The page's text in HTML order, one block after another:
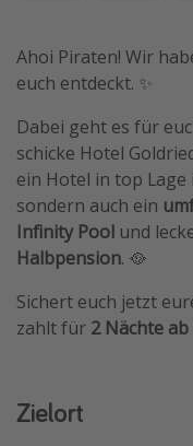
Hotels am Achensee
Weitere Themen
Reise Journal
Familienurlaub in
Rundreisen in
Bahnreisen in der
Reisepassfreie
Travel Know How
Last Minute Urlaub
Ahoi Piraten! Wir
euch entdeckt. ✨
Dabei geht es für
schicke Hotel
ein Hotel in top Lage
sondern auch ein
Infinity Pool und
Halbpension. 🥘
Sichert euch jetzt
zahlt für 2 Nächte
Zielort